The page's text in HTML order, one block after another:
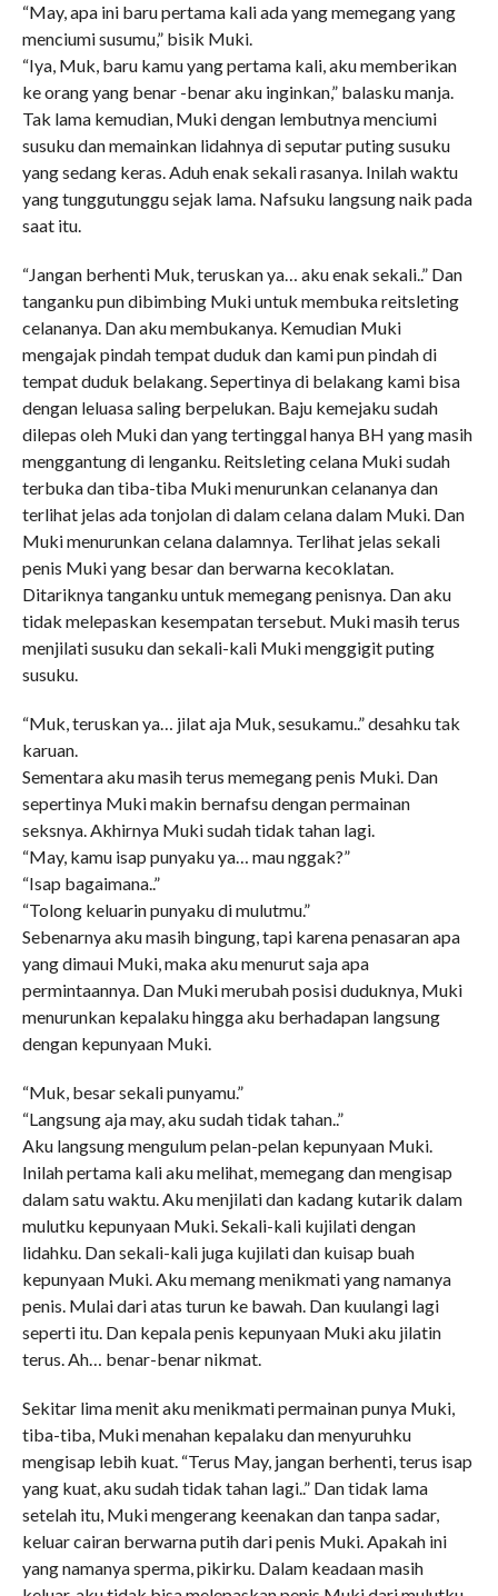
“May, apa ini baru pertama kali ada yang memegang yang
menciumi susumu,” bisik Muki.
“Iya, Muk, baru kamu yang pertama kali, aku memberikan
ke orang yang benar -benar aku inginkan,” balasku manja.
Tak lama kemudian, Muki dengan lembutnya menciumi
susuku dan memainkan lidahnya di seputar puting susuku
yang sedang keras. Aduh enak sekali rasanya. Inilah waktu
yang tunggutunggu sejak lama. Nafsuku langsung naik pada
saat itu.
“Jangan berhenti Muk, teruskan ya… aku enak sekali..” Dan
tanganku pun dibimbing Muki untuk membuka reitsleting
celananya. Dan aku membukanya. Kemudian Muki
mengajak pindah tempat duduk dan kami pun pindah di
tempat duduk belakang. Sepertinya di belakang kami bisa
dengan leluasa saling berpelukan. Baju kemejaku sudah
dilepas oleh Muki dan yang tertinggal hanya BH yang masih
menggantung di lenganku. Reitsleting celana Muki sudah
terbuka dan tiba-tiba Muki menurunkan celananya dan
terlihat jelas ada tonjolan di dalam celana dalam Muki. Dan
Muki menurunkan celana dalamnya. Terlihat jelas sekali
penis Muki yang besar dan berwarna kecoklatan.
Ditariknya tanganku untuk memegang penisnya. Dan aku
tidak melepaskan kesempatan tersebut. Muki masih terus
menjilati susuku dan sekali-kali Muki menggigit puting
susuku.
“Muk, teruskan ya… jilat aja Muk, sesukamu..” desahku tak
karuan.
Sementara aku masih terus memegang penis Muki. Dan
sepertinya Muki makin bernafsu dengan permainan
seksnya. Akhirnya Muki sudah tidak tahan lagi.
“May, kamu isap punyaku ya… mau nggak?”
“Isap bagaimana..”
“Tolong keluarin punyaku di mulutmu.”
Sebenarnya aku masih bingung, tapi karena penasaran apa
yang dimaui Muki, maka aku menurut saja apa
permintaannya. Dan Muki merubah posisi duduknya, Muki
menurunkan kepalaku hingga aku berhadapan langsung
dengan kepunyaan Muki.
“Muk, besar sekali punyamu.”
“Langsung aja may, aku sudah tidak tahan..”
Aku langsung mengulum pelan-pelan kepunyaan Muki.
Inilah pertama kali aku melihat, memegang dan mengisap
dalam satu waktu. Aku menjilati dan kadang kutarik dalam
mulutku kepunyaan Muki. Sekali-kali kujilati dengan
lidahku. Dan sekali-kali juga kujilati dan kuisap buah
kepunyaan Muki. Aku memang menikmati yang namanya
penis. Mulai dari atas turun ke bawah. Dan kuulangi lagi
seperti itu. Dan kepala penis kepunyaan Muki aku jilatin
terus. Ah… benar-benar nikmat.
Sekitar lima menit aku menikmati permainan punya Muki,
tiba-tiba, Muki menahan kepalaku dan menyuruhku
mengisap lebih kuat. “Terus May, jangan berhenti, terus isap
yang kuat, aku sudah tidak tahan lagi..” Dan tidak lama
setelah itu, Muki mengerang keenakan dan tanpa sadar,
keluar cairan berwarna putih dari penis Muki. Apakah ini
yang namanya sperma, pikirku. Dalam keadaan masih